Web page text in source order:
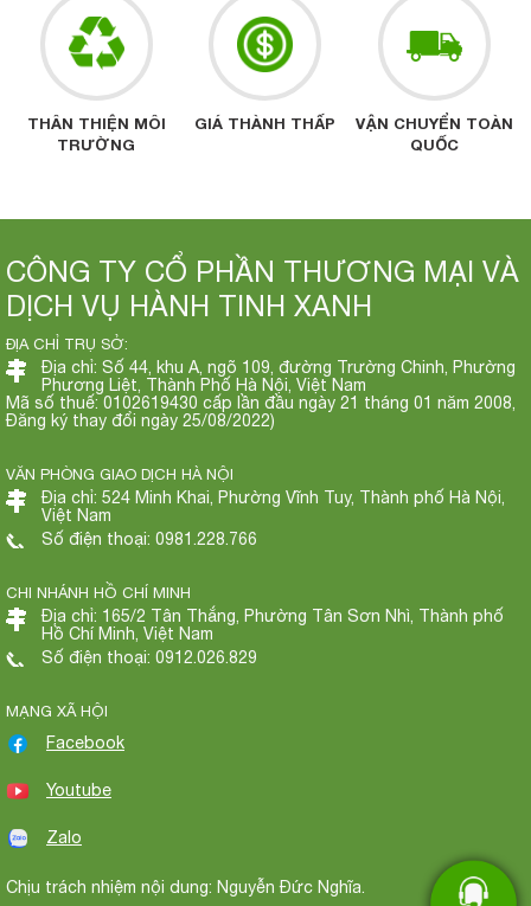
THÂN THIỆN MÔI
TRƯỜNG
GIÁ THÀNH THẤP
VẬN CHUYỂN TOÀN
QUỐC
CÔNG TY CỔ PHẦN THƯƠNG MẠI VÀ
DỊCH VỤ HÀNH TINH XANH
ĐỊA CHỈ TRỤ SỞ:
Địa chỉ: Số 44, khu A, ngõ 109, đường Trường Chinh, Phường
Phương Liệt, Thành Phố Hà Nội, Việt Nam
Mã số thuế: 0102619430 cấp lần đầu ngày 21 tháng 01 năm 2008,
Đăng ký thay đổi ngày 25/08/2022)
VĂN PHÒNG GIAO DỊCH HÀ NỘI
Địa chỉ: 524 Minh Khai, Phường Vĩnh Tuy, Thành phố Hà Nội,
Việt Nam
Số điện thoại: 0981.228.766
CHI NHÁNH HỒ CHÍ MINH
Địa chỉ: 165/2 Tân Thắng, Phường Tân Sơn Nhì, Thành phố
Hồ Chí Minh, Việt Nam
Số điện thoại: 0912.026.829
MẠNG XÃ HỘI
Facebook
Youtube
Zalo
Chịu trách nhiệm nội dung: Nguyễn Đức Nghĩa.